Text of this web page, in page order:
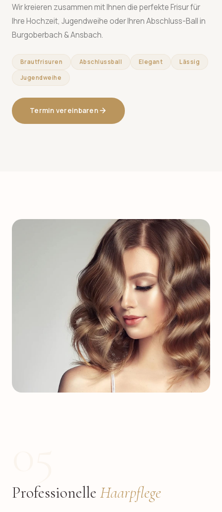
Wir kreieren zusammen mit Ihnen die perfekte Frisur für
Ihre Hochzeit, Jugendweihe oder Ihren Abschluss-Ball in
Burgoberbach & Ansbach.
Brautfrisuren Abschlussball Elegant Lässig
Jugendweihe
Termin vereinbaren
Professionelle Haarpflege